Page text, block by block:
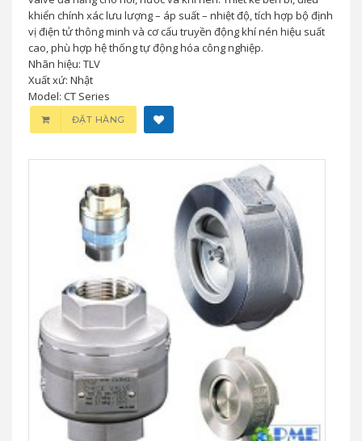
khiển chính xác lưu lượng – áp suất – nhiệt độ, tích hợp bộ định
vị điện tử thông minh và cơ cấu truyền động khí nén hiệu suất
cao, phù hợp hệ thống tự động hóa công nghiệp.
Nhãn hiệu: TLV
Xuất xứ: Nhật
Model: CT Series
ĐẶT HÀNG